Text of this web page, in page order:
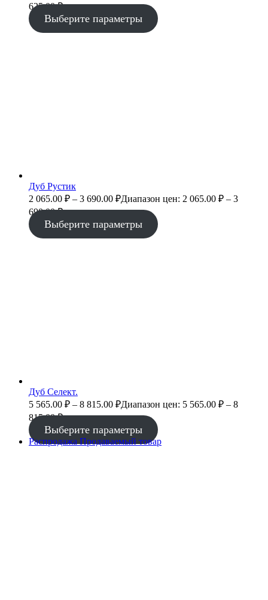
625.00 ₽
Выберите параметры
Дуб Рустик
2 065.00 ₽ – 3 690.00 ₽Диапазон цен: 2 065.00 ₽ – 3
690.00 ₽
Выберите параметры
Дуб Селект.
5 565.00 ₽ – 8 815.00 ₽Диапазон цен: 5 565.00 ₽ – 8
815.00 ₽
Выберите параметры
Распродажа Продаваемый товар